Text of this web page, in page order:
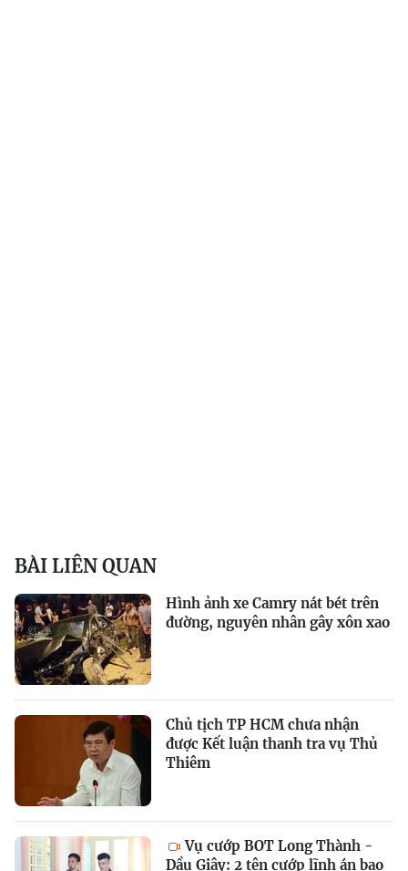
BÀI LIÊN QUAN
Hình ảnh xe Camry nát bét trên
đường, nguyên nhân gây xôn xao
Chủ tịch TP HCM chưa nhận
được Kết luận thanh tra vụ Thủ
Thiêm
Vụ cướp BOT Long Thành -
Dầu Giây: 2 tên cướp lĩnh án bao